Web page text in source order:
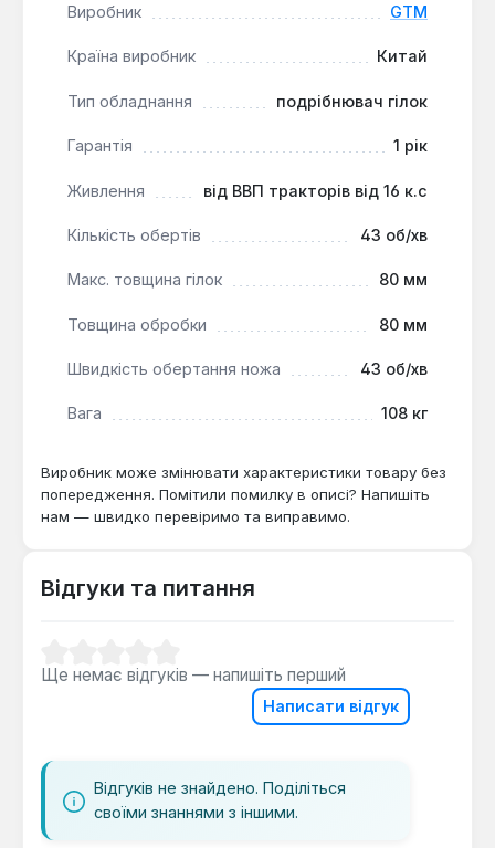
— стандартний вал забезпечує швидке
Практична порада з обслуговування:
металева конструкція вагою 108 кг стійка до
затяжку ножів після перших 10 годин роботи.
відходів: отримана щепа підходить для
мульчування ґрунту або компостування —
економія на вивезенні сміття.
догляду за садами, виноградниками та парками —
товщина обробки 80 мм покриває більшість гілок
Гарантія 1 рік, доставка по Україні.
Чи підходить для тракторів потужністю
20 к.с.?
забезпечують стабільне подрібнення гілок до
Як часто потрібно заточувати ножі?
Для металевої конструкції вагою 108 кг
твердості деревини.
Виробник GTM
Країна виробник Китай
Тип обладнання подрібнювач гілок
Гарантія 1 рік
Живлення від ВВП тракторів від 16 к.с
Кількість обертів 43 об/хв
Макс. товщина гілок 80 мм
Товщина обробки 80 мм
Швидкість обертання ножа 43 об/хв
Вага 108 кг
Виробник може змінювати характеристики товару без
попередження. Помітили помилку в описі? Напишіть
нам — швидко перевіримо та виправимо.
Відгуки та питання
Ще немає відгуків — напишіть перший
Написати відгук
Відгуків не знайдено. Поділіться
своїми знаннями з іншими.